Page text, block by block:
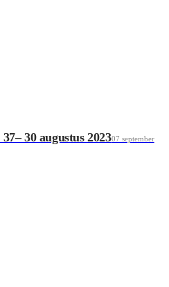
30 augustus 202307 september